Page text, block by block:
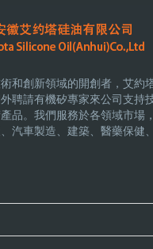
和創新領域的開創者，艾約
聘請有機矽專家來公司支
品。我們服務於各領域市
汽車製造、建築、醫藥保健